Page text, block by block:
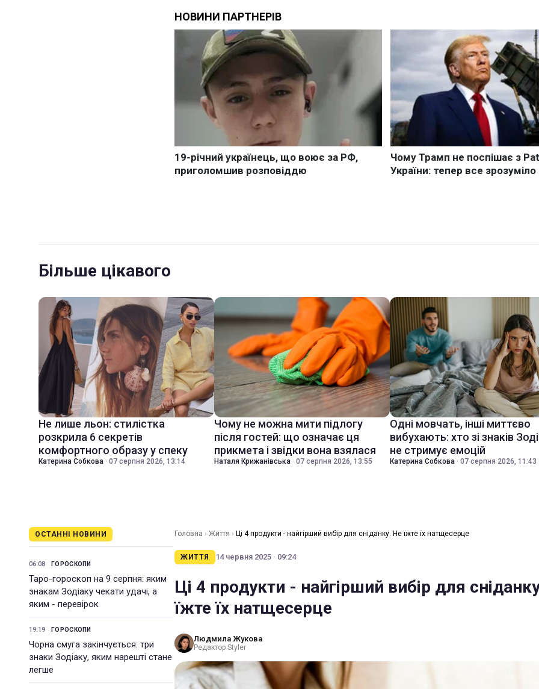
Більше цікавого
Не лише льон: стилістка
розкрила 6 секретів
комфортного образу у спеку
Катерина Собкова · 07 серпня 2026, 13:14
Чому не можна мити підлогу
після гостей: що означає ця
прикмета і звідки вона взялася
Наталя Крижанівська · 07 серпня 2026, 13:55
Одні мовчать, інші миттєво
вибухають: хто зі знаків
не стримує емоцій
Катерина Собкова · 07 серпня 2026, 11:43
ОСТАННІ НОВИНИ
06:08 ГОРОСКОПИ
Таро-гороскоп на 9 серпня: яким
знакам Зодіаку чекати удачі, а
яким - перевірок
19:19 ГОРОСКОПИ
Чорна смуга закінчується: три
знаки Зодіаку, яким нарешті стане
легше
Головна › Життя › Ці 4 продукти - найгірший вибір для сніданку. Не їжте їх натщесерце
ЖИТТЯ 14 червня 2025 · 09:24
Ці 4 продукти - найгірший вибір для
їжте їх натщесерце
Людмила Жукова
Редактор Styler